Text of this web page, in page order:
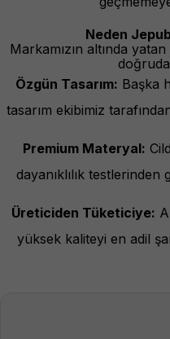
Neden
Markamızın altında
Özgün Tasarım: Başka
tasarım ekibimiz
Premium Materyal:
dayanıklılık
Üreticiden Tüketiciye:
yüksek kaliteyi en adil